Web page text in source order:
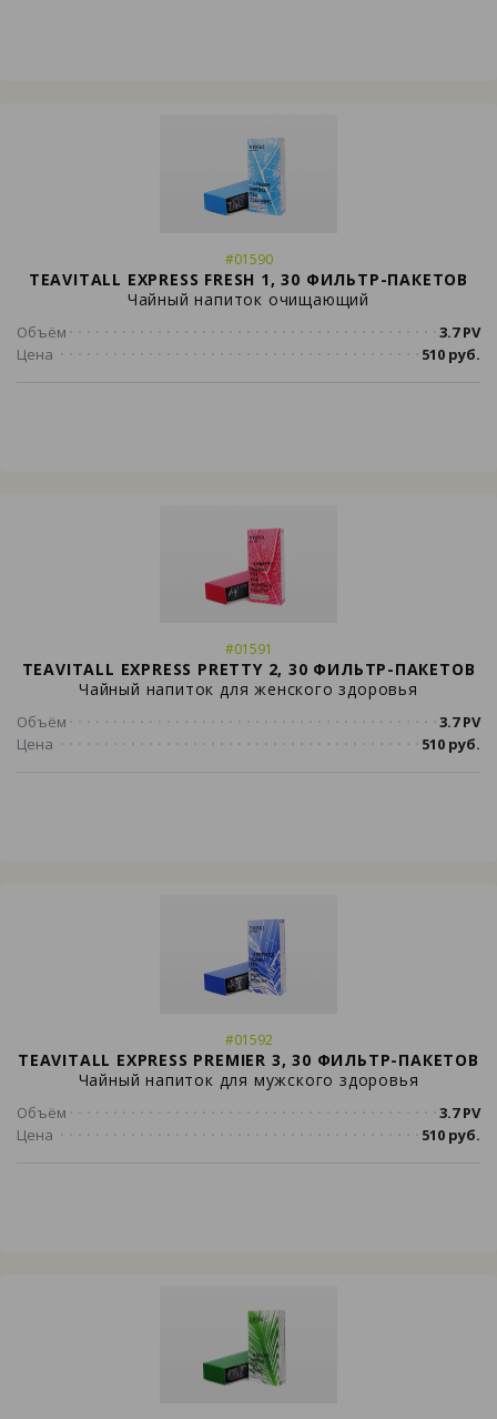
#01590
TEAVITALL EXPRESS FRESH 1, 30 ФИЛЬТР-ПАКЕТОВ
Чайный напиток очищающий
Объём
3.7 PV
Цена
510 руб.
#01591
TEAVITALL EXPRESS PRETTY 2, 30 ФИЛЬТР-ПАКЕТОВ
Чайный напиток для женского здоровья
Объём
3.7 PV
Цена
510 руб.
#01592
TEAVITALL EXPRESS PREMIER 3, 30 ФИЛЬТР-ПАКЕТОВ
Чайный напиток для мужского здоровья
Объём
3.7 PV
Цена
510 руб.